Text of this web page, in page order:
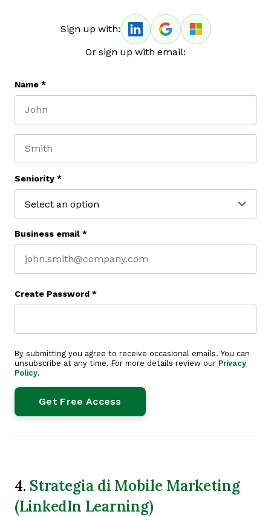
Sign up with:
Or sign up with email:
Name *
Seniority *
Business email *
Create Password *
By submitting you agree to receive occasional emails. You can
unsubscribe at any time. For more details review our Privacy
Policy.
4. Strategia di Mobile Marketing
(LinkedIn Learning)